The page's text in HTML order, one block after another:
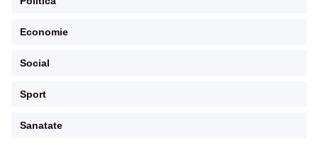
Economie
Social
Sport
Sanatate